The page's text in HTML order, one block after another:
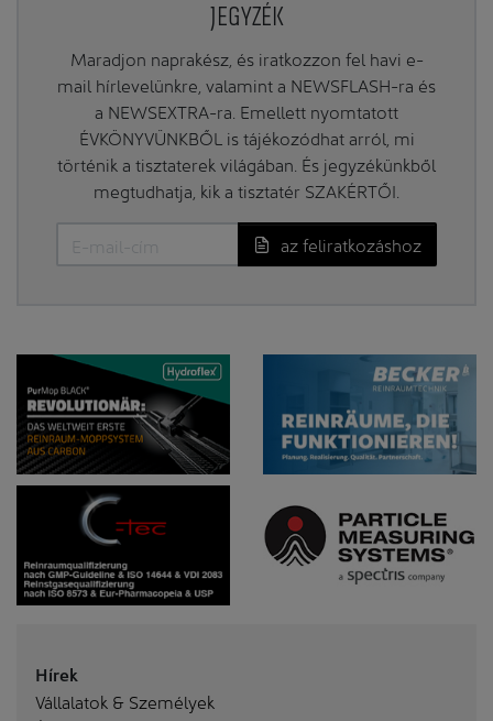
JEGYZÉK
Maradjon naprakész, és iratkozzon fel havi e-
mail hírlevelünkre, valamint a NEWSFLASH-ra és
a NEWSEXTRA-ra. Emellett nyomtatott
ÉVKÖNYVÜNKBŐL is tájékozódhat arról, mi
történik a tisztaterek világában. És jegyzékünkből
megtudhatja, kik a tisztatér SZAKÉRTŐI.
az feliratkozáshoz
Hírek
Vállalatok & Személyek